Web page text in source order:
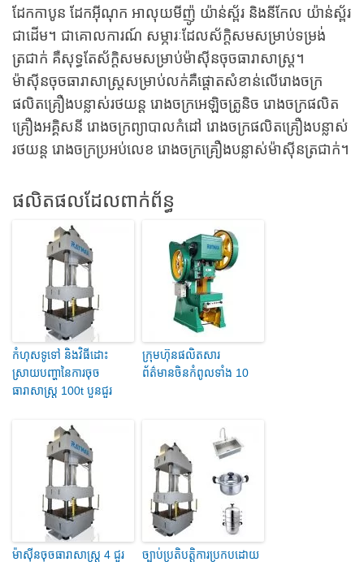
ដែកកាបូន ដែកអ៊ីណុក អាលុយមីញ៉ូ យ៉ាន់ស្ព័រ និងនីកែល យ៉ាន់ស្ព័រ
ជាដើម។ ជាគោលការណ៍ សម្ភារៈដែលស័ក្តិសមសម្រាប់ទម្រង់
ត្រជាក់ គឺសុទ្ធតែស័ក្តិសមសម្រាប់ម៉ាស៊ីនចុចធារាសាស្ត្រ។
ម៉ាស៊ីនចុចធារាសាស្ត្រសម្រាប់លក់គឺផ្តោតសំខាន់លើរោងចក្រ
ផលិតគ្រឿងបន្លាស់រថយន្ត រោងចក្រអេឡិចត្រូនិច រោងចក្រផលិត
គ្រឿងអគ្គិសនី រោងចក្រព្យាបាលកំដៅ រោងចក្រផលិតគ្រឿងបន្លាស់
រថយន្ត រោងចក្រប្រអប់លេខ រោងចក្រគ្រឿងបន្លាស់ម៉ាស៊ីនត្រជាក់។
ផលិតផលដែលពាក់ព័ន្ធ
កំហុសទូទៅ និងវិធីដោះ
ស្រាយបញ្ហានៃការចុច
ធារាសាស្ត្រ 100t បួនជួរ
ក្រុមហ៊ុនផលិតសារ
ព័ត៌មានចិនកំពូលទាំង 10
ម៉ាស៊ីនចុចធារាសាស្ត្រ 4 ជួរ
ច្បាប់ប្រតិបត្តិការប្រកបដោយ